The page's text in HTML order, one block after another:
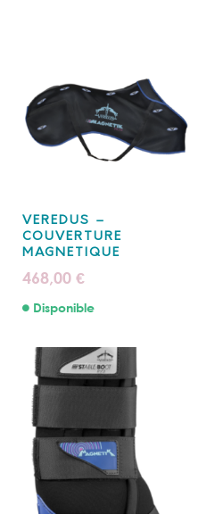
VEREDUS –
COUVERTURE
MAGNETIQUE
468,00 €
Disponible